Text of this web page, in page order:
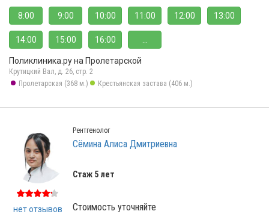
8:00 9:00 10:00 11:00 12:00 13:00
14:00 15:00 16:00
Поликлиника.ру на Пролетарской
Крутицкий Вал, д. 26, стр. 2
Пролетарская (368 м.)
Крестьянская застава (406 м.)
нет отзывов
Рентгенолог
Сёмина Алиса Дмитриевна
Стаж 5 лет
Стоимость уточняйте